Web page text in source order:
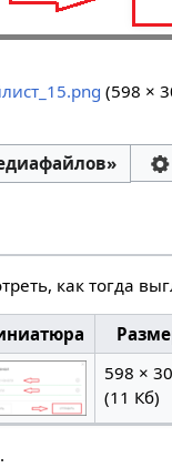
‎(598 ×
как тогда
598 ×
(11 Кб)